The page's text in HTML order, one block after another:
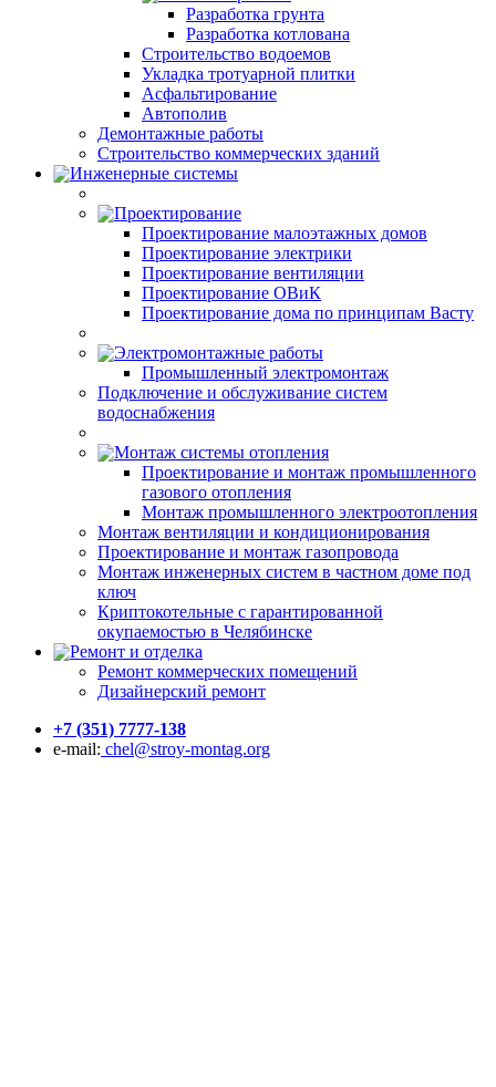
Разработка грунта
Разработка котлована
Строительство водоемов
Укладка тротуарной плитки
Асфальтирование
Автополив
Демонтажные работы
Строительство коммерческих зданий
Инженерные системы
Проектирование
Проектирование малоэтажных домов
Проектирование электрики
Проектирование вентиляции
Проектирование ОВиК
Проектирование дома по принципам Васту
Электромонтажные работы
Промышленный электромонтаж
Подключение и обслуживание систем
водоснабжения
Монтаж системы отопления
Проектирование и монтаж промышленного
газового отопления
Монтаж промышленного электроотопления
Монтаж вентиляции и кондиционирования
Проектирование и монтаж газопровода
Монтаж инженерных систем в частном доме под
ключ
Криптокотельные с гарантированной
окупаемостью в Челябинске
Ремонт и отделка
Ремонт коммерческих помещений
Дизайнерский ремонт
+7 (351) 7777-138
e-mail: chel@stroy-montag.org